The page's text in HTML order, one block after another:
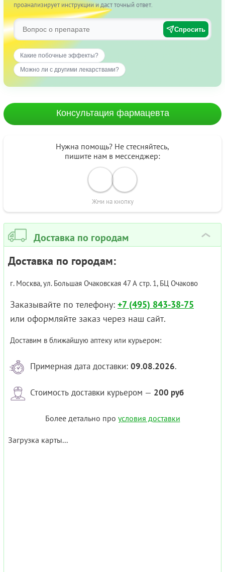
проанализирует инструкции и даст точный ответ.
Спросить
Какие побочные эффекты?
Можно ли с другими лекарствами?
Консультация фармацевта
Нужна помощь? Не стесняйтесь,
пишите нам в мессенджер:
Жми на кнопку
Доставка по городам ›
Доставка по городам:
г. Москва, ул. Большая Очаковская 47 А стр. 1, БЦ Очаково
Заказывайте по телефону: +7 (495) 843-38-75
или оформляйте заказ через наш сайт.
Доставим в ближайшую аптеку или курьером:
Примерная дата доставки: 09.08.2026.
Стоимость доставки курьером — 200 руб
Более детально про условия доставки
Загрузка карты...